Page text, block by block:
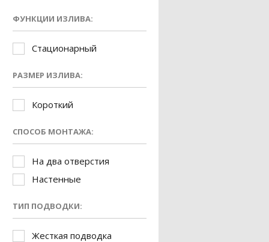
ФУНКЦИИ ИЗЛИВА:
Стационарный
РАЗМЕР ИЗЛИВА:
Короткий
СПОСОБ МОНТАЖА:
На два отверстия
Настенные
ТИП ПОДВОДКИ:
Жесткая подводка